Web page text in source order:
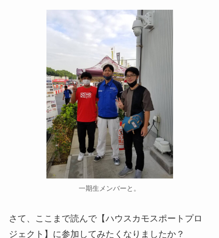
一期生メンバーと。
さて、ここまで読んで【ハウスカモスポートプロ
ジェクト】に参加してみたくなりましたか？